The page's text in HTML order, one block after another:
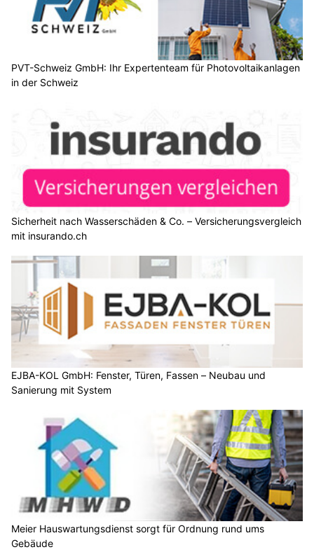
PVT-Schweiz GmbH: Ihr Expertenteam für Photovoltaikanlagen
in der Schweiz
Sicherheit nach Wasserschäden & Co. – Versicherungsvergleich
mit insurando.ch
EJBA-KOL GmbH: Fenster, Türen, Fassen – Neubau und
Sanierung mit System
Meier Hauswartungsdienst sorgt für Ordnung rund ums
Gebäude